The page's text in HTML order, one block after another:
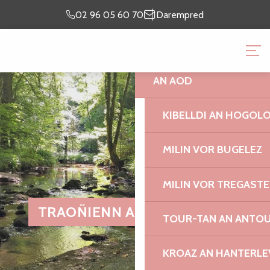
02 96 05 60 70 Darempred
prientiñ ma
chomadenn
lec’h
emaon
TI AN DOURISTED AN
AN AOD
KIBELLDI AN
MILIN VOR BUGELEZ
MILIN VOR
TOUR-TAN AN
KROAZ AN
TRAOÑIENN AN TRAOUIERO